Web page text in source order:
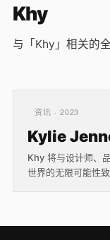
Khy
与「Khy」相关的全
资讯 · 2023
Kylie
Khy 将与设计师、
世界的无限可能性